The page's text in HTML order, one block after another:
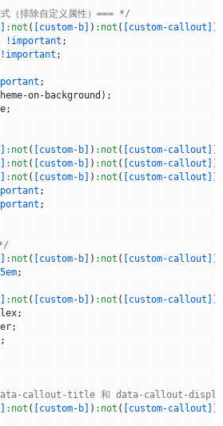
'@caution',
: '小心',
width="24" height="24" viewBox="0
'@question',
'@error',
: '错误'
width="24" height="24"
'@example' ,
:
width="24" height="24" viewBox="0
= false
= false
;
= new Set ();
排除自定义属性）=== */
:not ( [custom-b] ) :not ( [custom-callout]
)
!important ;
!important ;
;
on-background);
:not ( [custom-b] ) :not ( [custom-callout] )
:not ( [custom-b] ) :not ( [custom-callout] )
:not ( [custom-b] ) :not ( [custom-callout]
)
;
;
:not ( [custom-b] ) :not ( [custom-callout]
)
;
:not ( [custom-b] ) :not ( [custom-callout]
)
data-callout-title 和 data-callout-display-
:not ( [custom-b] ) :not ( [custom-callout]
)